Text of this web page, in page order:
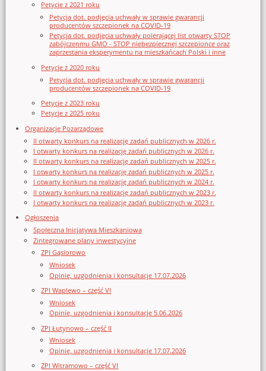
Petycje z 2021 roku
Petycja dot. podjęcia uchwały w sprawie gwarancji
producentów szczepionek na COVID-19
Petycja dot. podjęcia uchwały poierającej list otwarty STOP
zabójczenmu GMO - STOP niebezpiecznej szczepionce oraz
zaprzestania eksperymentu na mieszkańcach Polski i inne
Petycje z 2020 roku
Petycja dot. podjęcia uchwały w sprawie gwarancji
producentów szczepionek na COVID-19
Petycje z 2023 roku
Petycje z 2025 roku
Organizacje Pozarządowe
II otwarty konkurs na realizację zadań publicznych w 2026 r.
I otwarty konkurs na realizację zadań publicznych w 2026 r.
II otwarty konkurs na realizację zadań publicznych w 2025 r.
I otwarty konkurs na realizację zadań publicznych w 2025 r.
I otwarty konkurs na realizację zadań publicznych w 2024 r.
II otwarty konkurs na realizację zadań publicznych w 2023 r.
I otwarty konkurs na realizację zadań publicznych w 2023 r.
Ogłoszenia
Społeczna Inicjatywa Mieszkaniowa
Zintegrowane plany inwestycyjne
ZPI Gąsiorowo
Wniosek
Opinie, uzgodnienia i konsultacje 17.07.2026
ZPI Waplewo – część VI
Wniosek
Opinie, uzgodnienia i konsultacje 5.06.2026
ZPI Łutynowo – część II
Wniosek
Opinie, uzgodnienia i konsultacje 17.07.2026
ZPI Witramowo – część VI